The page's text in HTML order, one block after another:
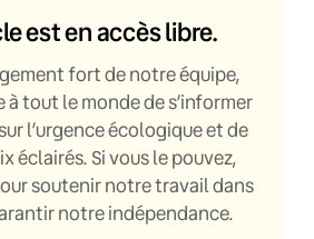
est en accès libre.
fort de notre équipe,
tout le monde de s’informer
l’urgence écologique et de
éclairés. Si vous le pouvez,
soutenir notre travail dans
notre indépendance.